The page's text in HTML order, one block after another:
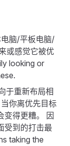
脑/平板电脑/
或感觉它被优
looking or
于重新布局相
你离优先目标
变得更糟。 因
受到的打击最
taking the